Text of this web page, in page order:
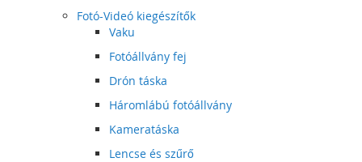
Fotó-Videó kiegészítők
Vaku
Fotóállvány fej
Drón táska
Háromlábú fotóállvány
Kameratáska
Lencse és szűrő